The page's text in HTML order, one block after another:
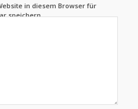
in diesem Browser für
speichern.